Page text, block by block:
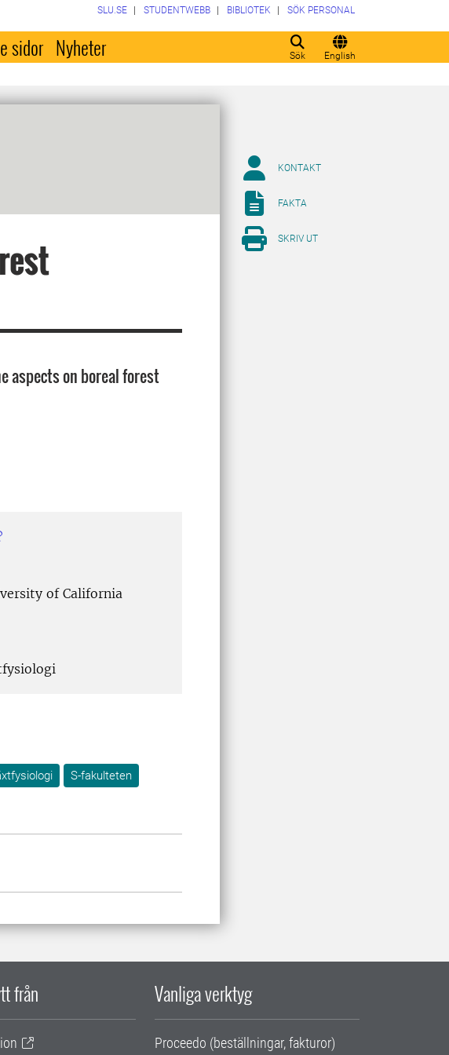
Sök English
SLU.SE STUDENTWEBB BIBLIOTEK SÖK PERSONAL
sidor Nyheter
aspects on boreal forest
of California
S-fakulteten
KONTAKT
FAKTA
SKRIV UT
från Vanliga verktyg
Proceedo (beställningar, fakturor)